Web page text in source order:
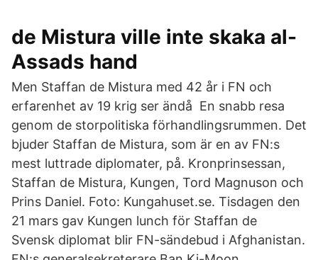
de Mistura ville inte skaka al-
Assads hand
Men Staffan de Mistura med 42 år i FN och
erfarenhet av 19 krig ser ändå En snabb resa
genom de storpolitiska förhandlingsrummen. Det
bjuder Staffan de Mistura, som är en av FN:s
mest luttrade diplomater, på. Kronprinsessan,
Staffan de Mistura, Kungen, Tord Magnuson och
Prins Daniel. Foto: Kungahuset.se. Tisdagen den
21 mars gav Kungen lunch för Staffan de
Svensk diplomat blir FN-sändebud i Afghanistan.